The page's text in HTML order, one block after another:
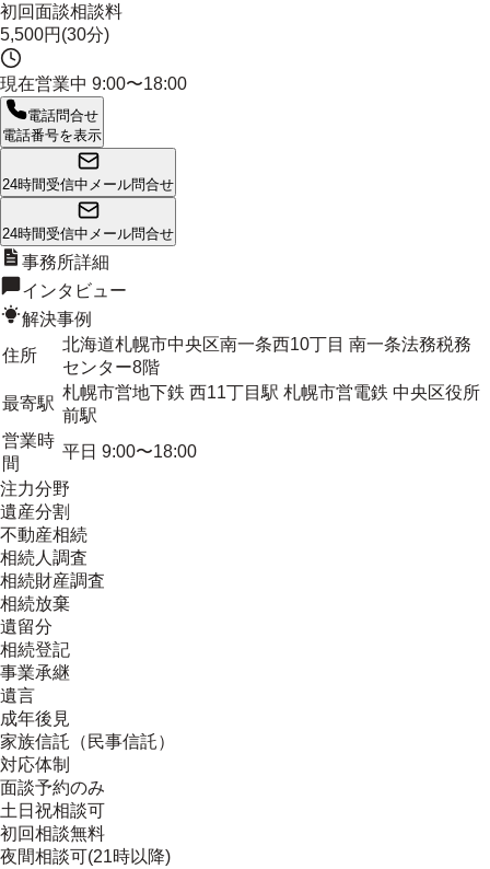
初回面談相談料
5,500円(30分)
現在営業中 9:00〜18:00
電話問合せ
電話番号を表示
24時間受信中 メール問合せ
24時間受信中 メール問合せ
事務所詳細
インタビュー
解決事例
住所
北海道札幌市中央区南一条西10丁目 南一条法務税務
センター8階
最寄駅
札幌市営地下鉄 西11丁目駅 札幌市営電鉄 中央区役所
前駅
営業時
間
平日 9:00〜18:00
注力分野
遺産分割
不動産相続
相続人調査
相続財産調査
相続放棄
遺留分
相続登記
事業承継
遺言
成年後見
家族信託（民事信託）
対応体制
面談予約のみ
土日祝相談可
初回相談無料
夜間相談可(21時以降)